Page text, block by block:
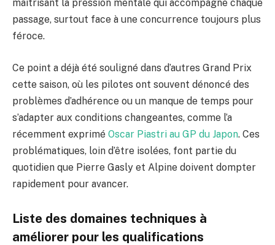
maîtrisant la pression mentale qui accompagne chaque
passage, surtout face à une concurrence toujours plus
féroce.
Ce point a déjà été souligné dans d’autres Grand Prix
cette saison, où les pilotes ont souvent dénoncé des
problèmes d’adhérence ou un manque de temps pour
s’adapter aux conditions changeantes, comme l’a
récemment exprimé Oscar Piastri au GP du Japon. Ces
problématiques, loin d’être isolées, font partie du
quotidien que Pierre Gasly et Alpine doivent dompter
rapidement pour avancer.
Liste des domaines techniques à
améliorer pour les qualifications